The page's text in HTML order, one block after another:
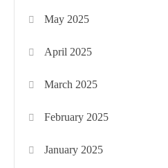
May 2025
April 2025
March 2025
February 2025
January 2025